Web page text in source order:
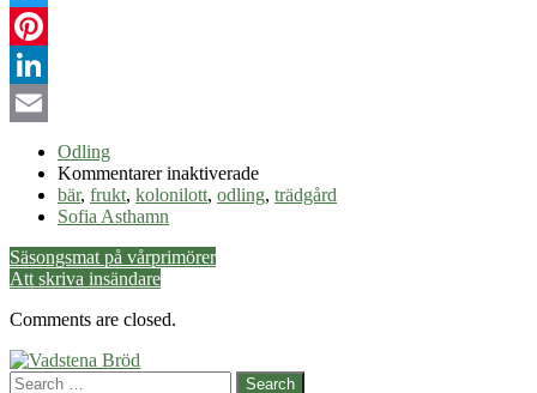
Twitter
Pinterest
LinkedIn
Odling
Kommentarer inaktiveradeför
Odlingsvärd
bär, frukt, kolonilott, odling, trädgård
Sofia Asthamn
Post
navigation
Säsongsmat på vårprimörer
Att skriva insändare
Comments are closed.
Search